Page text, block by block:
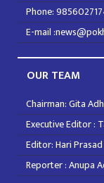
Phone:
E-mail
OUR TEAM
Chairman: Gita
Executive Editor :
Editor: Hari
Reporter : Anupa